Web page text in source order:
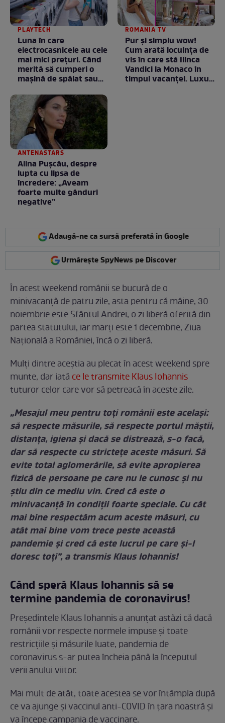
PLAYTECH
Luna în care
electrocasnicele au cele
mai mici prețuri. Când
merită să cumperi o
mașină de spălat sau
ROMANIA TV
Pur și simplu wow!
Cum arată locuința de
vis în care stă Ilinca
Vandici la Monaco în
timpul vacanței. Luxul
ANTENASTARS
Alina Pușcău, despre
lupta cu lipsa de
încredere: „Aveam
foarte multe gânduri
negative”
Adaugă-ne ca sursă preferată în Google
Urmărește SpyNews pe Discover
În acest weekend românii se bucură de o
minivacanță de patru zile, asta pentru că mâine, 30
noiembrie este Sfântul Andrei, o zi liberă oferită din
partea statutului, iar marți este 1 decembrie, Ziua
Națională a României, încă o zi liberă.
Mulți dintre aceștia au plecat în acest weekend spre
munte, dar iată ce le transmite Klaus Iohannis
tuturor celor care vor să petreacă în aceste zile.
„Mesajul meu pentru toți românii este același:
să respecte măsurile, să respecte portul măștii,
distanța, igiena și dacă se distrează, s-o facă,
dar să respecte cu strictețe aceste măsuri. Să
evite total aglomerările, să evite apropierea
fizică de persoane pe care nu le cunosc și nu
știu din ce mediu vin. Cred că este o
minivacanță în condiții foarte speciale. Cu cât
mai bine respectăm acum aceste măsuri, cu
atât mai bine vom trece peste această
pandemie și cred că este lucrul pe care și-l
doresc toți”, a transmis Klaus Iohannis!
Când speră Klaus Iohannis să se
termine pandemia de coronavirus!
Președintele Klaus Iohannis a anunțat astăzi că dacă
românii vor respecte normele impuse și toate
restricțiile și măsurile luate, pandemia de
coronavirus s-ar putea încheia până la începutul
verii anului viitor.
Mai mult de atât, toate acestea se vor întâmpla după
ce va ajunge și vaccinul anti-COVID în țara noastră și